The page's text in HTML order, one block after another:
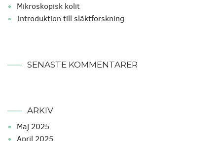
Mikroskopisk kolit
Introduktion till släktforskning
SENASTE KOMMENTARER
ARKIV
maj 2025
april 2025